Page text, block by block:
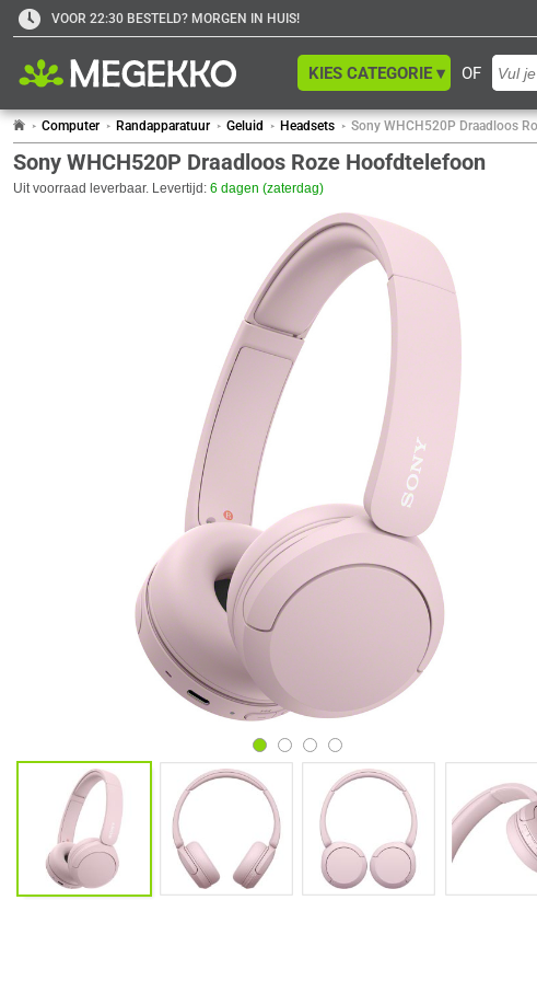
VOOR 22:30 BESTELD? MORGEN IN HUIS!
OF
KIES CATEGORIE ▾
Computer Randapparatuur Geluid Headsets Sony WHCH520P Draadloos
Sony WHCH520P Draadloos Roze Hoofdtelefoon
Uit voorraad leverbaar. Levertijd: 6 dagen (zaterdag)